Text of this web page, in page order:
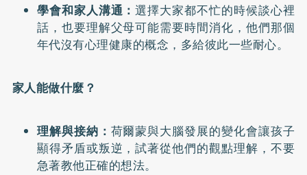
學會和家人溝通：選擇大家都不忙的時候談心裡
話，也要理解父母可能需要時間消化，他們那個
年代沒有心理健康的概念，多給彼此一些耐心。
家人能做什麼？
理解與接納： 荷爾蒙與大腦發展的變化會讓孩子
顯得矛盾或叛逆，試著從他們的觀點理解，不要
急著教他正確的想法。